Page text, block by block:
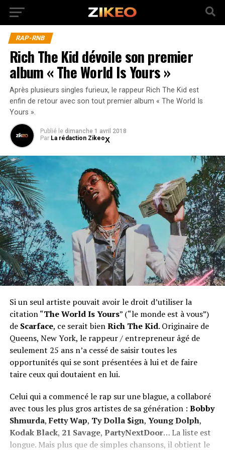
RAP-RNB
Rich The Kid dévoile son premier
album « The World Is Yours »
Après plusieurs singles furieux, le rappeur Rich The Kid est
enfin de retour avec son tout premier album « The World Is
Yours ».
Publié le dimanche 1 avril 2018
Par La rédaction Zikeo
Si un seul artiste pouvait avoir le droit d’utiliser la
citation “The World Is Yours” (“le monde est à vous”)
de Scarface, ce serait bienRich The Kid. Originaire de
Queens, New York, le rappeur / entrepreneur âgé de
seulement 25 ans n’a cessé de saisir toutes les
opportunités qui se sont présentées à lui et de faire
taire ceux qui doutaient en lui.
Celui qui a commencé le rap sur une blague, a collaboré
avec tous les plus gros artistes de sa génération : Bobby
Shmurda,Fetty Wap, Ty Dolla $ign, Young Dolph,
Kodak Black, 21 Savage, PartyNextDoor… La liste est
longue. Mais plus que de simples chansons, il obtient le